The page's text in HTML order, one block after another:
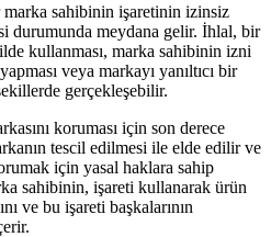
sahibinin işaretinin izinsiz
durumunda meydana gelir. İhlal, bir
kullanması, marka sahibinin izni
veya markayı yanıltıcı bir
gerçekleşebilir.
koruması için son derece
tescil edilmesi ile elde edilir ve
için yasal haklara sahip
sahibinin, işareti kullanarak ürün
ve bu işareti başkalarının